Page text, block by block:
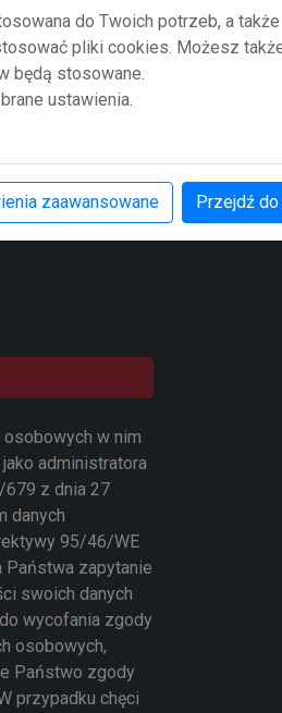
w nim
administratora
679 z dnia 27
danych
95/46/WE
zapytanie
swoich danych
wycofania zgody
osobowych,
Państwo zgody
przypadku chęci
do Twoich potrzeb, a także
pliki cookies. Możesz
będą stosowane.
ustawienia.
zaawansowane Przejdź